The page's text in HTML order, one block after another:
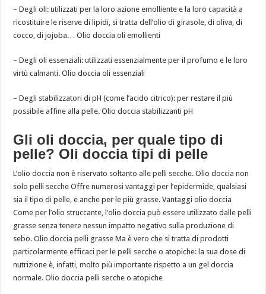
– Degli oli: utilizzati per la loro azione emolliente e la loro capacità a
ricostituire le riserve di lipidi, si tratta dell’olio di girasole, di oliva, di
cocco, di jojoba… Olio doccia oli emollienti
– Degli oli essenziali: utilizzati essenzialmente per il profumo e le loro
virtù calmanti. Olio doccia oli essenziali
– Degli stabilizzatori di pH (come l’acido citrico): per restare il più
possibile affine alla pelle. Olio doccia stabilizzanti pH
Gli oli doccia, per quale tipo di
pelle? Oli doccia tipi di pelle
L’olio doccia non è riservato soltanto alle pelli secche. Olio doccia non
solo pelli secche Offre numerosi vantaggi per l’epidermide, qualsiasi
sia il tipo di pelle, e anche per le più grasse. Vantaggi olio doccia
Come per l’olio struccante, l’olio doccia può essere utilizzato dalle pelli
grasse senza tenere nessun impatto negativo sulla produzione di
sebo. Olio doccia pelli grasse Ma è vero che si tratta di prodotti
particolarmente efficaci per le pelli secche o atopiche: la sua dose di
nutrizione è, infatti, molto più importante rispetto a un gel doccia
normale. Olio doccia pelli secche o atopiche